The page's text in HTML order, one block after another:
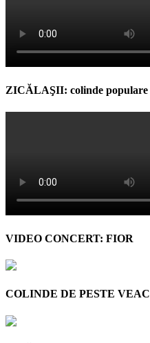
ZICĂLAŞII: colinde populare
VIDEO CONCERT: FIOR
COLINDE DE PESTE VEAC